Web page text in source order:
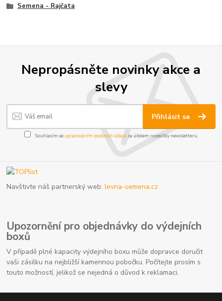
Semena - Rajčata
Nepropásněte novinky akce a
slevy
Přihlásit se
Souhlasím se zpracováním osobních údajůza účelem rozesílky newsletteru.
Navštivte náš partnerský web:levna-semena.cz
Upozornění pro objednávky do výdejních
boxů
V případě plné kapacity výdejního boxu může dopravce doručit
vaši zásilku na nejbližší kamennou pobočku. Počítejte prosím s
touto možností, jelikož se nejedná o důvod k reklamaci.